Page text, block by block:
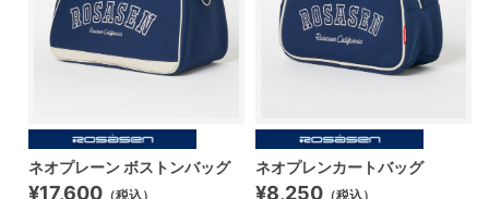
ネオプレーン ボストンバッグ
¥17,600 （税込）
ネオプレンカートバッグ
¥8,250 （税込）